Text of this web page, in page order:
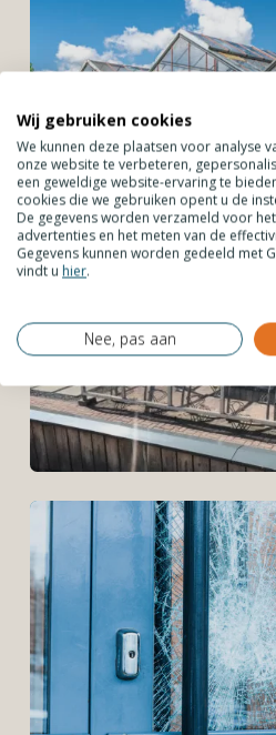
Wij gebruiken cookies
We kunnen deze plaatsen voor analyse
onze website te verbeteren,
een geweldige website-ervaring te
cookies die we gebruiken opent u de
De gegevens worden verzameld voor
advertenties en het meten van de
Gegevens kunnen worden gedeeld met
vindt u hier.
Nee, pas aan